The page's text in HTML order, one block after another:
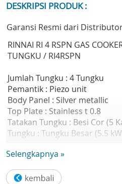
DESKRIPSI PRODUK :
Garansi Resmi dari
RINNAI RI 4 RSPN GAS
TUNGKU / RI4RSPN
Jumlah Tungku : 4 Tungku
Pemantik : Piezo unit
Body Panel : Silver metallic
Top Plate : Stainless t 0.8
Tatakan Tungku : Besi Cor (5
Tungku : Tungku Besar (5.5
Berat Bersih : 20.4kg
Dimensi Kemasan : 940 x 535
Selengkapnya »